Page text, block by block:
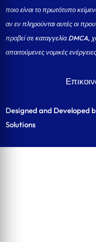
ποιο είναι το πρωτότυπο
αν εν πληρούνται αυτές οι
προβεί σε καταγγελία DMCA,
απαιτούμενες νομικές
Designed and Developed
Solutions